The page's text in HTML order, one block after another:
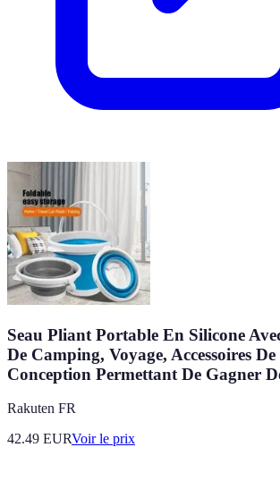
Seau Pliant Portable En Silicone
De Camping, Voyage, Accessoires De
Conception Permettant De Gagner
Rakuten FR
42.49 EURVoir le prix